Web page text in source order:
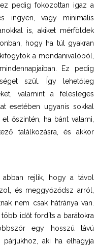
pedig fokozottan igaz a
ingyen, vagy minimális
is, akiket mérföldek
hogy ha túl gyakran
a mondanivalóból,
Ez pedig
szül. Így lehetőleg
valamint a felesleges
esetében ugyanis sokkal
őszintén, ha bánt valami,
találkozásra, és akkor
abban rejlik, hogy a távol
és meggyőződsz arról,
nem csak hátránya van.
időt fordíts a barátokra
egy hosszú távú
aki ha elhagyja